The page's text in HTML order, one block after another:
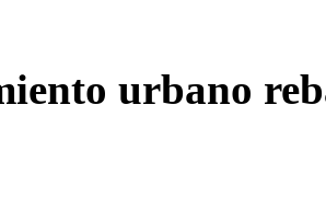
urbano